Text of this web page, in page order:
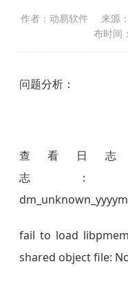
作者：动易软件 来源
布时间
问题分析：
查看日
志：/home/
fail to load
shared object file: